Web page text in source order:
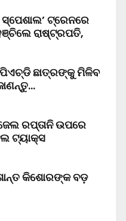
ଟ୍ରେନରେ
ରାଷ୍ଟ୍ରପତି,
ଛାତ୍ରଙ୍କୁ ମିଳିବ
ରପ୍ତାନି ଉପରେ
ଟ୍ୟାକ୍ସ
କିଶୋରଙ୍କ ବଡ଼